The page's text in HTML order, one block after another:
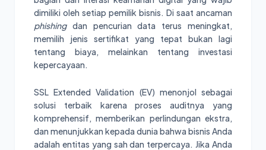
dimiliki oleh setiap pemilik bisnis. Di saat ancaman
phishingdan pencurian data terus meningkat,
memilih jenis sertifikat yang tepat bukan lagi
tentang biaya, melainkan tentang investasi
kepercayaan.
SSL Extended Validation (EV) menonjol sebagai
solusi terbaik karena proses auditnya yang
komprehensif, memberikan perlindungan ekstra,
dan menunjukkan kepada dunia bahwa bisnis Anda
adalah entitas yang sah dan terpercaya. Jika Anda